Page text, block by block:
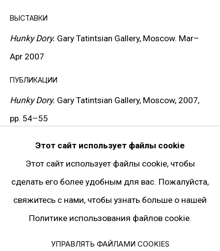
Twitter
Instagram*
Pinterest
Artsy
* принадлежит компании Meta, признанной
экстремистской и запрещённой на
территории РФ
Политика конфиденциальности
Управлять файлами cookies
© 2026 ГАЛЕРЕЯ ГАРИ ТАТИНЦЯНА. ВСЕ ПРАВА ЗАЩИЩЕНЫ
Этот сайт использует файлы cookie
Этот сайт использует файлы cookie, чтобы
сделать его более удобным для вас. Пожалуйста,
свяжитесь с нами, чтобы узнать больше о нашей
Политике использования файлов cookie.
УПРАВЛЯТЬ ФАЙЛАМИ COOKIES
ВЫСТАВКИ
Hunky Dory. Gary Tatintsian Gallery, Moscow. Mar–
Apr 2007
ПУБЛИКАЦИИ
Hunky Dory. Gary Tatintsian Gallery, Moscow, 2007,
pp. 54–55